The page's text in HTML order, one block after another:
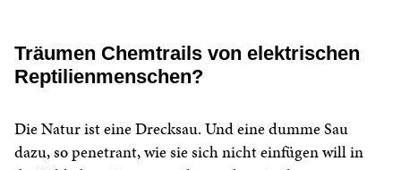
Träumen Chemtrails von elektrischen
Reptilienmenschen?
Die Natur ist eine Drecksau. Und eine dumme Sau
dazu, so penetrant, wie sie sich nicht einfügen will in